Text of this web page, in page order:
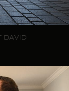
DAVID